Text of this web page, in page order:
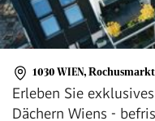
1030 WIEN, Rochusmarkt /
Erleben Sie
Dächern Wiens -